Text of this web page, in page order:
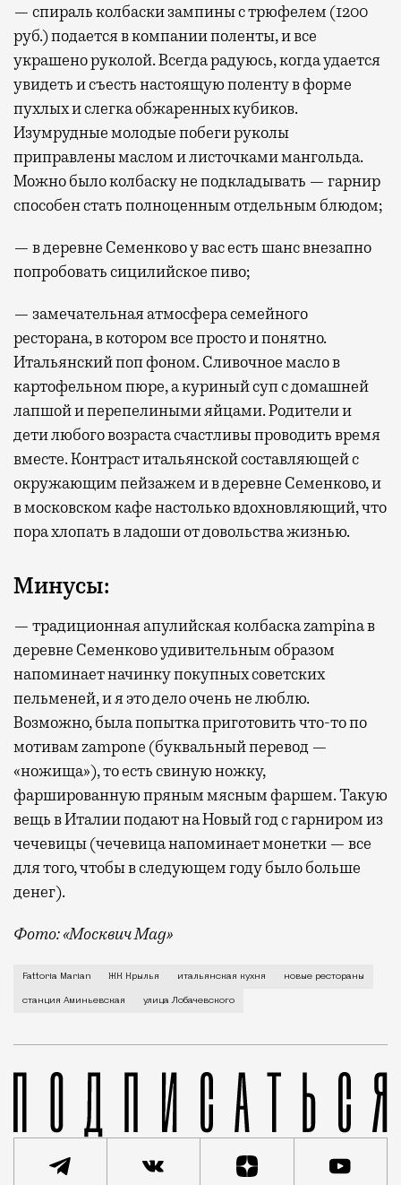
— спираль колбаски зампины с трюфелем (1200
руб.) подается в компании поленты, и все
украшено руколой. Всегда радуюсь, когда удается
увидеть и съесть настоящую поленту в форме
пухлых и слегка обжаренных кубиков.
Изумрудные молодые побеги руколы
приправлены маслом и листочками мангольда.
Можно было колбаску не подкладывать — гарнир
способен стать полноценным отдельным блюдом;
— в деревне Семенково у вас есть шанс внезапно
попробовать сицилийское пиво;
— замечательная атмосфера семейного
ресторана, в котором все просто и понятно.
Итальянский поп фоном. Сливочное масло в
картофельном пюре, а куриный суп с домашней
лапшой и перепелиными яйцами. Родители и
дети любого возраста счастливы проводить время
вместе. Контраст итальянской составляющей с
окружающим пейзажем и в деревне Семенково, и
в московском кафе настолько вдохновляющий, что
пора хлопать в ладоши от довольства жизнью.
Минусы:
— традиционная апулийская колбаска zampina в
деревне Семенково удивительным образом
напоминает начинку покупных советских
пельменей, и я это дело очень не люблю.
Возможно, была попытка приготовить что-то по
мотивам zampone (буквальный перевод —
«ножища»), то есть свиную ножку,
фаршированную пряным мясным фаршем. Такую
вещь в Италии подают на Новый год с гарниром из
чечевицы (чечевица напоминает монетки — все
для того, чтобы в следующем году было больше
денег).
Фото: «Москвич Mag»
Настоящая итальянская ферма и кафе при ней
Fattoria Marian ЖК Крылья итальянская кухня новые рестораны
станция Аминьевская улица Лобачевского